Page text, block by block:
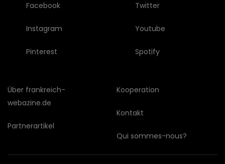
Facebook
Instagram
Pinterest
Twitter
Youtube
Spotify
Über frankreich-
webazine.de
Partnerartikel
Kooperation
Kontakt
Qui sommes-nous?